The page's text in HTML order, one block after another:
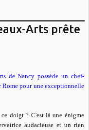
Arts prête
de Nancy possède un chef-
Rome pour une exceptionnelle
doigt ? C'est là une énigme
audacieuse et un rien